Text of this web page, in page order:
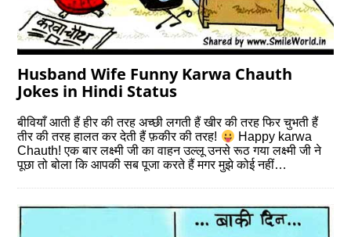
Husband Wife Funny Karwa Chauth
Jokes in Hindi Status
बीवियाँ आती हैं हीर की तरह अच्छी लगती हैं खीर की तरह फिर चुभती हैं
तीर की तरह हालत कर देती हैं फ़कीर की तरह!
Happy karwa
Chauth! एक बार लक्ष्मी जी का वाहन उल्लू उनसे रूठ गया लक्ष्मी जी ने
पूछा तो बोला कि आपकी सब पूजा करते हैं मगर मुझे कोई नहीं…